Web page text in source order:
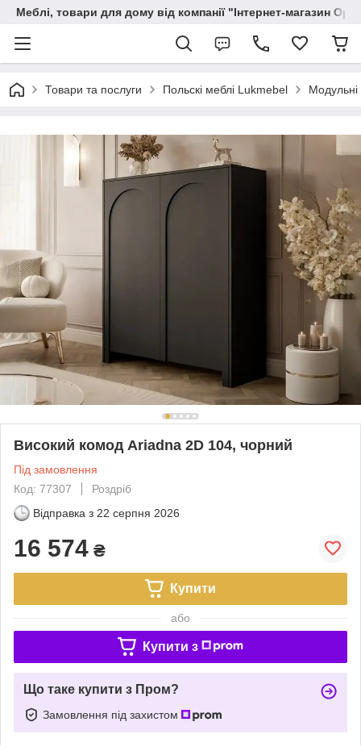
Меблі, товари для дому від компанії "Інтернет-магазин
Товари та послуги Польскі меблі Lukmebel
Високий комод Ariadna 2D 104, чорний
Під замовлення
Код: 77307
Роздріб
Відправка з 22 серпня 2026
16 574 ₴
Купити
або
Купити з
Що таке купити з Пром?
Замовлення під захистом